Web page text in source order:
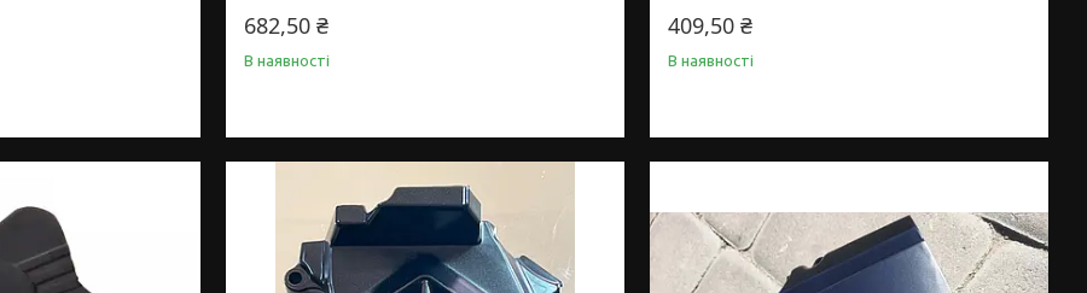
682,50 ₴
В наявності
409,50 ₴
В наявності